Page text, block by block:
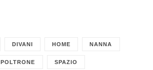
DIVANI HOME NANNA
POLTRONE SPAZIO